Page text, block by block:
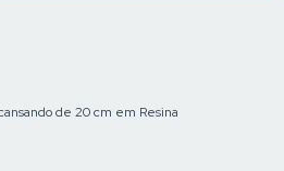
de 20 cm em Resina